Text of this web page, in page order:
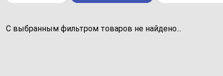
С выбранным фильтром товаров не найдено...